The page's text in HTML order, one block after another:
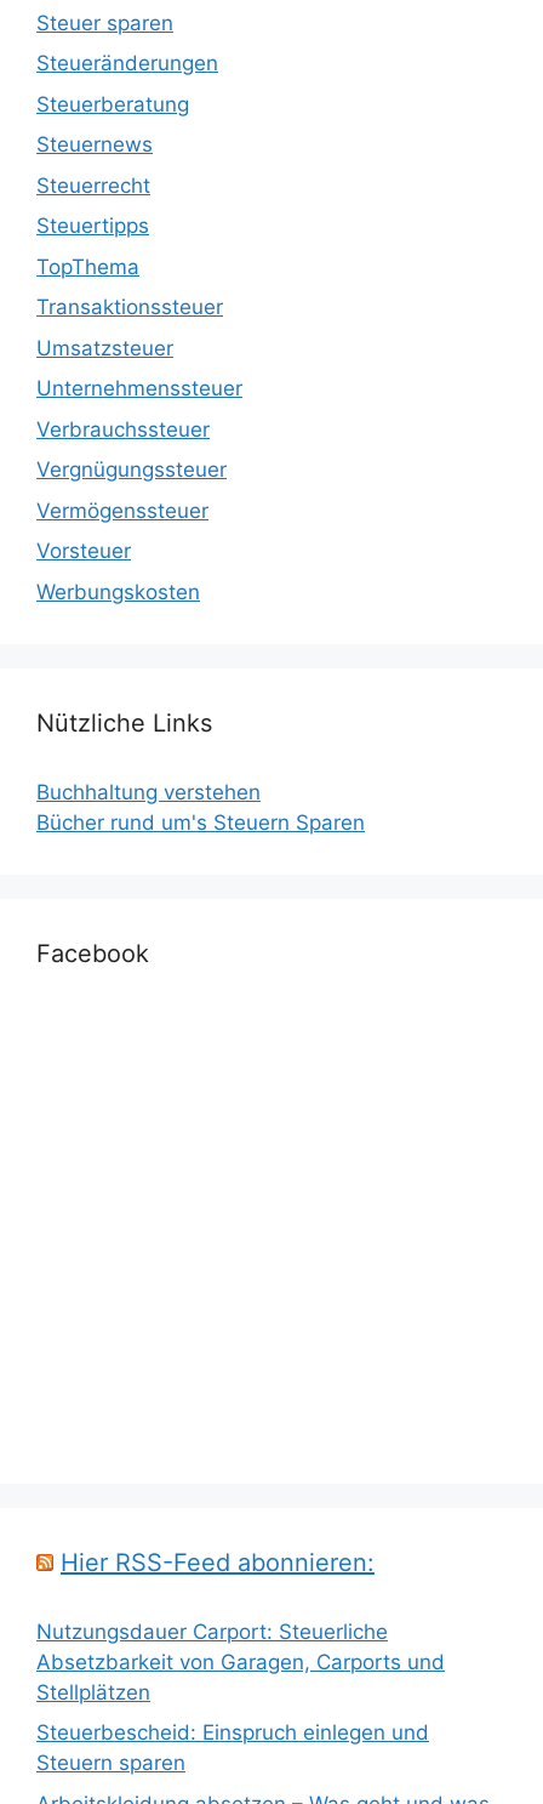
Steuer sparen
Steueränderungen
Steuerberatung
Steuernews
Steuerrecht
Steuertipps
TopThema
Transaktionssteuer
Umsatzsteuer
Unternehmenssteuer
Verbrauchssteuer
Vergnügungssteuer
Vermögenssteuer
Vorsteuer
Werbungskosten
Nützliche Links
Buchhaltung verstehen
Bücher rund um's Steuern Sparen
Facebook
Hier RSS-Feed abonnieren:
Nutzungsdauer Carport: Steuerliche
Absetzbarkeit von Garagen, Carports und
Stellplätzen
Steuerbescheid: Einspruch einlegen und
Steuern sparen